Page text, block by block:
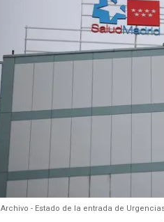
Archivo - Estado de la entrada de